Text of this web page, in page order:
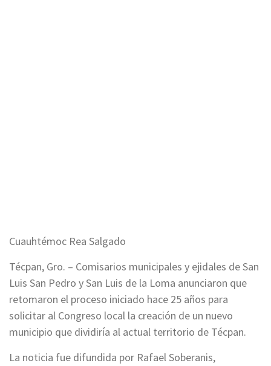
Cuauhtémoc Rea Salgado
Técpan, Gro. – Comisarios municipales y ejidales de San
Luis San Pedro y San Luis de la Loma anunciaron que
retomaron el proceso iniciado hace 25 años para
solicitar al Congreso local la creación de un nuevo
municipio que dividiría al actual territorio de Técpan.
La noticia fue difundida por Rafael Soberanis,